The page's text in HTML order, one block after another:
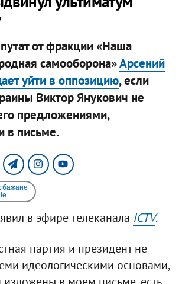
от фракции «Наша
самооборона»Арсений
уйти в оппозицию, если
Виктор Янукович не
предложениями,
в письме.
бажане
в эфире телеканала ICTV.
партия и президент не
идеологическими основами,